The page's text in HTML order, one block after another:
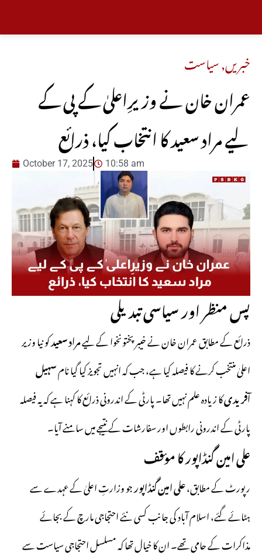
خبریں,سیاست
عمران خان نے وزیرِاعلیٰ کے پی کے
لیے مراد سعید کا انتخاب کیا، ذرائع
October 17, 2025 10:58 am
پس منظر اور سیاسی تبدیلی
ذرائع کے مطابق عمران خان نے خیبر پختونخوا کے لیےمراد سعیدکو نیا وزیر
اعلیٰ منتخب کرنے کا فیصلہ کیا ہے، جب کہ انہیں تجویز کیا گیا نامسہیل
آفریدیکا زیادہ علم نہیں تھا۔ پارٹی کے اندرونی ذرائع کا کہنا ہے کہ یہ فیصلہ
پارٹی کے اندرونی رابطوں اور سفارشات کے نتیجے میں سامنے آیا۔
علی امین گنڈاپور کا مؤقف
رپورٹ کے مطابق،علی امین گنڈاپورجو وزارتِ اعلیٰ کے عہدے سے
ہٹائے گئے، اسلام آباد کی جانب کسی نئے احتجاجی مارچ کے بجائے
مذاکرات کے حامی تھے۔ ان کا خیال تھا کہ مسلسل احتجاجی سیاست سے